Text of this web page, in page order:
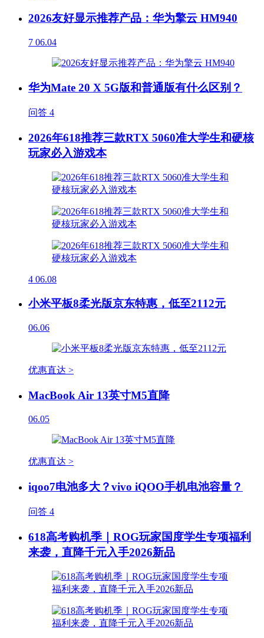
2026友好显示推荐产品：华为擎云 HM940
7 06.04
华为Mate 20 X 5G版和普通版有什么区别？
问答 4
2026年618推荐三款RTX 5060准大学生和硬核
玩家必入游戏本
4 06.08
小米平板8柔光版京东特惠，低至2112元
06.06
优惠直达 >
MacBook Air 13英寸M5直降
06.05
优惠直达 >
iqoo7电池多大？vivo iQOO手机电池容量？
问答 4
618高考购机季｜ROG玩家国度学生专项福利
来袭，直降千元入手2026新品